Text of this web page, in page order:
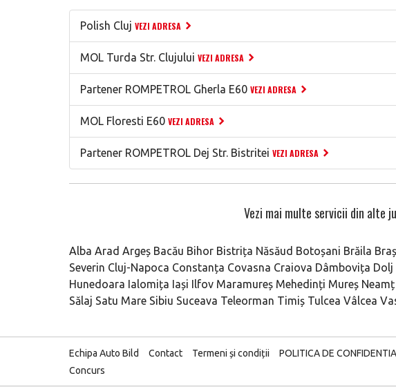
Polish Cluj VEZI ADRESA
MOL Turda Str. Clujului VEZI ADRESA
Partener ROMPETROL Gherla E60 VEZI ADRESA
MOL Floresti E60 VEZI ADRESA
Partener ROMPETROL Dej Str. Bistritei VEZI ADRESA
Vezi mai multe servicii din alte
Alba Arad Argeș Bacău Bihor Bistrița Năsăud Botoșani Brăila
Severin Cluj-Napoca Constanța Covasna Craiova Dâmbovița Dolj
Hunedoara Ialomița Iași Ilfov Maramureș Mehedinți Mureș Neamț
Sălaj Satu Mare Sibiu Suceava Teleorman Timiș Tulcea Vâlcea
Echipa Auto Bild Contact Termeni și condiții POLITICA DE
Concurs